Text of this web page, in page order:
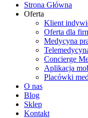
Strona Główna
Oferta
Klient
Oferta dla
Medycyna
Concierge
Aplikacja
Placówki
O nas
Blog
Sklep
Kontakt